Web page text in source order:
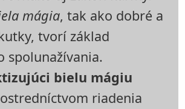
mágia, tak ako dobré a
tvorí základ
spolunažívania.
bielu mágiu
riadenia